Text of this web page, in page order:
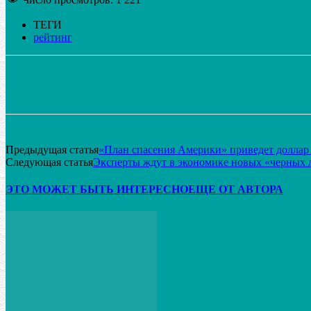
ТЕГИ
рейтинг
Предыдущая статья«План спасения Америки» приведет доллар
Следующая статьяЭксперты ждут в экономике новых «черных
ЭТО МОЖЕТ БЫТЬ ИНТЕРЕСНОЕЩЕ ОТ АВТОРА